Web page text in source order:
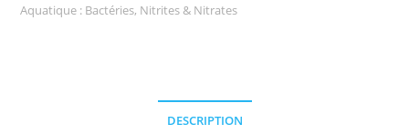
Aquatique : Bactéries, Nitrites & Nitrates
DESCRIPTION